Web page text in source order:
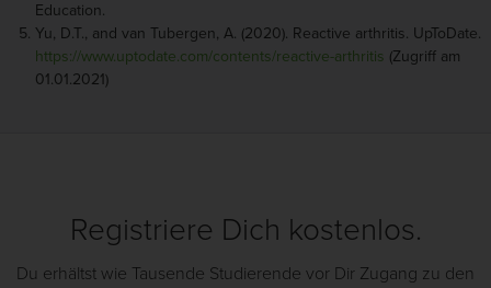
Education.
Yu, D.T., and van Tubergen, A. (2020). Reactive arthritis. UpToDate.
https://www.uptodate.com/contents/reactive-arthritis (Zugriff am
01.01.2021)
Registriere Dich kostenlos.
Du erhältst wie Tausende Studierende vor Dir Zugang zu den